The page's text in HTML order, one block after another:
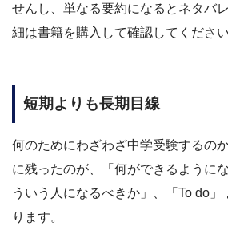
せんし、単なる要約になるとネタバ
細は書籍を購入して確認してください
短期よりも長期目線
何のためにわざわざ中学受験するの
に残ったのが、「何ができるように
ういう人になるべきか」、「To do」
ります。